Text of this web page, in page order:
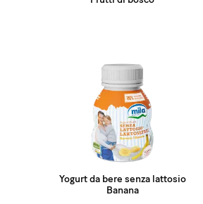
Yogurt da bere senza lattosio
Banana